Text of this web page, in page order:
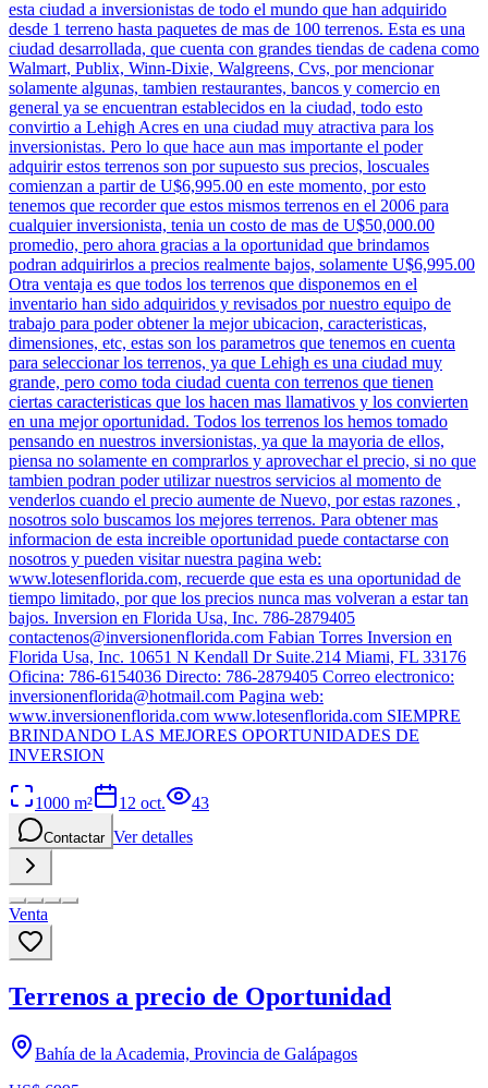
esta ciudad a inversionistas de todo el mundo que han adquirido
desde 1 terreno hasta paquetes de mas de 100 terrenos. Esta es una
ciudad desarrollada, que cuenta con grandes tiendas de cadena como
Walmart, Publix, Winn-Dixie, Walgreens, Cvs, por mencionar
solamente algunas, tambien restaurantes, bancos y comercio en
general ya se encuentran establecidos en la ciudad, todo esto
convirtio a Lehigh Acres en una ciudad muy atractiva para los
inversionistas. Pero lo que hace aun mas importante el poder
adquirir estos terrenos son por supuesto sus precios, loscuales
comienzan a partir de U$6,995.00 en este momento, por esto
tenemos que recorder que estos mismos terrenos en el 2006 para
cualquier inversionista, tenia un costo de mas de U$50,000.00
promedio, pero ahora gracias a la oportunidad que brindamos
podran adquirirlos a precios realmente bajos, solamente U$6,995.00
Otra ventaja es que todos los terrenos que disponemos en el
inventario han sido adquiridos y revisados por nuestro equipo de
trabajo para poder obtener la mejor ubicacion, caracteristicas,
dimensiones, etc, estas son los parametros que tenemos en cuenta
para seleccionar los terrenos, ya que Lehigh es una ciudad muy
grande, pero como toda ciudad cuenta con terrenos que tienen
ciertas caracteristicas que los hacen mas llamativos y los convierten
en una mejor oportunidad. Todos los terrenos los hemos tomado
pensando en nuestros inversionistas, ya que la mayoria de ellos,
piensa no solamente en comprarlos y aprovechar el precio, si no que
tambien podran poder utilizar nuestros servicios al momento de
venderlos cuando el precio aumente de Nuevo, por estas razones ,
nosotros solo buscamos los mejores terrenos. Para obtener mas
informacion de esta increible oportunidad puede contactarse con
nosotros y pueden visitar nuestra pagina web:
www.lotesenflorida.com, recuerde que esta es una oportunidad de
tiempo limitado, por que los precios nunca mas volveran a estar tan
bajos. Inversion en Florida Usa, Inc. 786-2879405
contactenos@inversionenflorida.com Fabian Torres Inversion en
Florida Usa, Inc. 10651 N Kendall Dr Suite.214 Miami, FL 33176
Oficina: 786-6154036 Directo: 786-2879405 Correo electronico:
inversionenflorida@hotmail.com Pagina web:
www.inversionenflorida.com www.lotesenflorida.com SIEMPRE
BRINDANDO LAS MEJORES OPORTUNIDADES DE
INVERSION
1000 m² 12 oct. 43
Contactar Ver detalles
Venta
Terrenos a precio de Oportunidad
Bahía de la Academia, Provincia de Galápagos